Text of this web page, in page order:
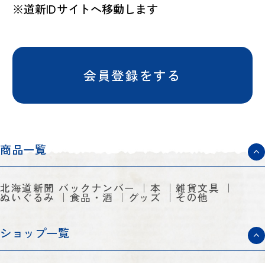
※道新IDサイトへ移動します
会員登録をする
商品一覧
北海道新聞 バックナンバー 本 雑貨文具
ぬいぐるみ 食品・酒 グッズ その他
ショップ一覧